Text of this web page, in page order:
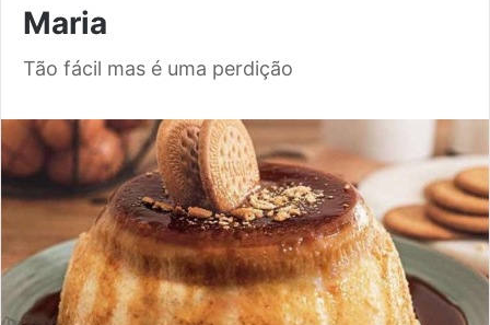
Maria
Tão fácil mas é uma perdição